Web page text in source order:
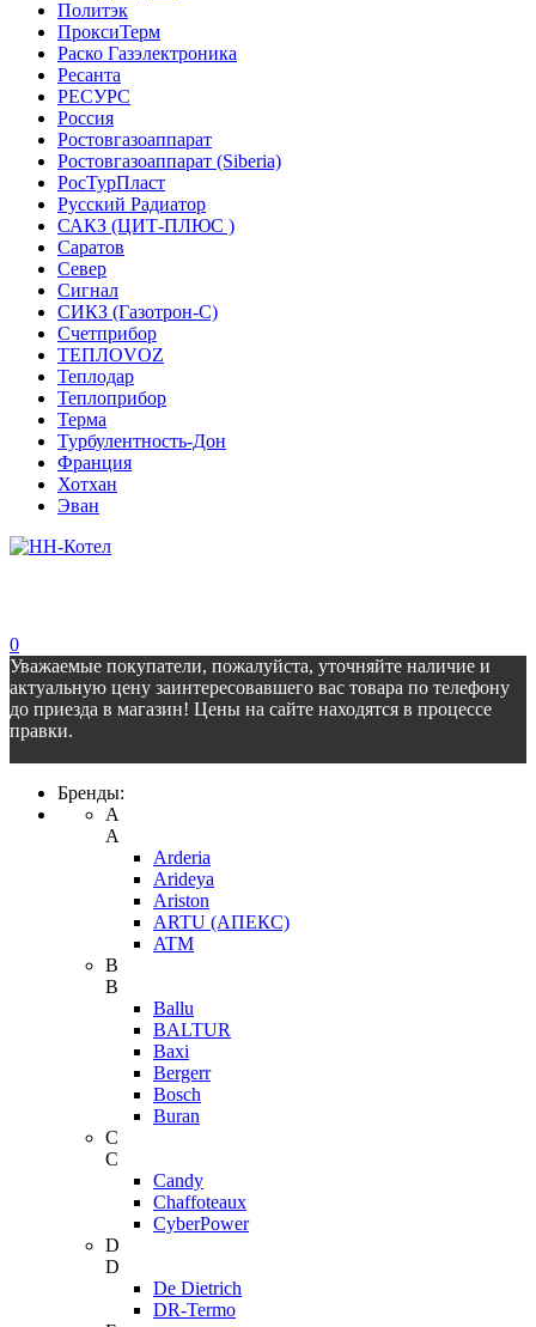
Политэк
ПроксиТерм
Раско Газэлектроника
Ресанта
РЕСУРС
Россия
Ростовгазоаппарат
Ростовгазоаппарат (Siberia)
РосТурПласт
Русский Радиатор
САКЗ (ЦИТ-ПЛЮС )
Саратов
Север
Сигнал
СИКЗ (Газотрон-С)
Счетприбор
ТЕПЛОVOZ
Теплодар
Теплоприбор
Терма
Турбулентность-Дон
Франция
Хотхан
Эван
0
Уважаемые покупатели, пожалуйста, уточняйте наличие и
актуальную цену заинтересовавшего вас товара по телефону
до приезда в магазин! Цены на сайте находятся в процессе
правки.
Бренды:
A
A
Arderia
Arideya
Ariston
ARTU (АПЕКС)
ATM
B
B
Ballu
BALTUR
Baxi
Bergerr
Bosch
Buran
C
C
Candy
Chaffoteaux
CyberPower
D
D
De Dietrich
DR-Termo